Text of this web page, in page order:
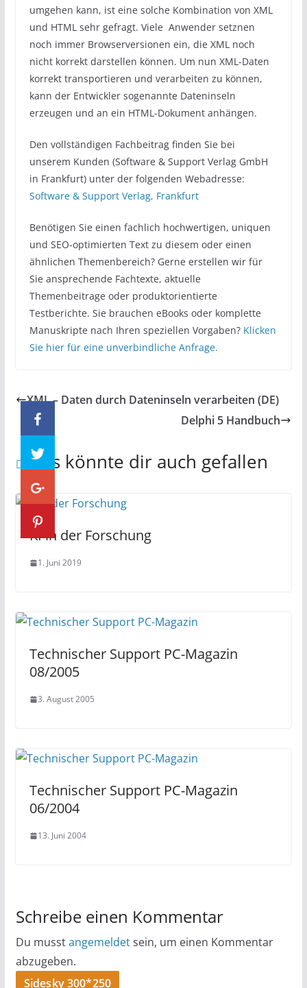
umgehen kann, ist eine solche Kombination von XML
und HTML sehr gefragt. Viele Anwender setznen
noch immer Browserversionen ein, die XML noch
nicht korrekt darstellen können. Um nun XML-Daten
korrekt transportieren und verarbeiten zu können,
kann der Entwickler sogenannte Dateninseln
erzeugen und an ein HTML-Dokument anhängen.
Den vollständigen Fachbeitrag finden Sie bei
unserem Kunden (Software & Support Verlag GmbH
in Frankfurt) unter der folgenden Webadresse:
Software & Support Verlag, Frankfurt
Benötigen Sie einen fachlich hochwertigen, uniquen
und SEO-optimierten Text zu diesem oder einen
ähnlichen Themenbereich? Gerne erstellen wir für
Sie ansprechende Fachtexte, aktuelle
Themenbeitrage oder produktorientierte
Testberichte. Sie brauchen eBooks oder komplette
Manuskripte nach Ihren speziellen Vorgaben? Klicken
Sie hier für eine unverbindliche Anfrage.
XML – Daten durch Dateninseln verarbeiten (DE)
Delphi 5 Handbuch
Das könnte dir auch gefallen
KI in der Forschung
1. Juni 2019
Technischer Support PC-Magazin
08/2005
3. August 2005
Technischer Support PC-Magazin
06/2004
13. Juni 2004
Schreibe einen Kommentar
Du musstangemeldetsein, um einen Kommentar
abzugeben.
Sidesky 300*250